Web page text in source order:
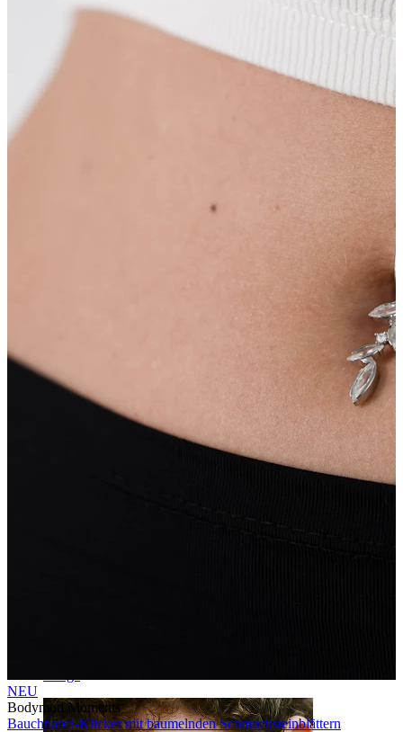
Brustwarzen
NEU
Bodymod Moments
Bauchnabel-Klicker mit baumelnden Schmucksteinblättern